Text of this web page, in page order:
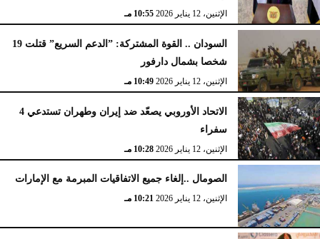
الإثنين، 12 يناير 2026 10:55 مـ
السودان .. القوة المشتركة: ”الدعم السريع” قتلت 19
شخصا بشمال دارفور
الإثنين، 12 يناير 2026 10:49 مـ
الاتحاد الأوروبي يصعّد ضد إيران وطهران تستدعي 4
سفراء
الإثنين، 12 يناير 2026 10:28 مـ
الصومال ..إلغاء جميع الاتفاقيات المبرمة مع الإمارات
الإثنين، 12 يناير 2026 10:21 مـ